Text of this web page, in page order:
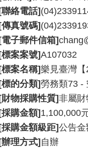
[聯絡電話]
[傳真號碼]
[電子郵件信箱]
[標案案號]A107032
[標案名稱]樂見臺灣
[標的分類]勞務類73 -
[財物採購性質]非屬
[採購金額] 1,100,000
[採購金額級距]公告
[辦理方式] 自辦